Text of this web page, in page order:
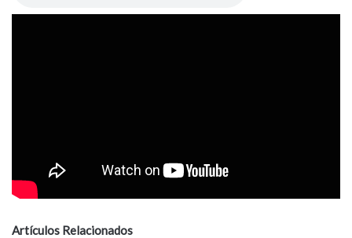
Artículos Relacionados